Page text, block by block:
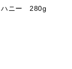
ハニー 280g